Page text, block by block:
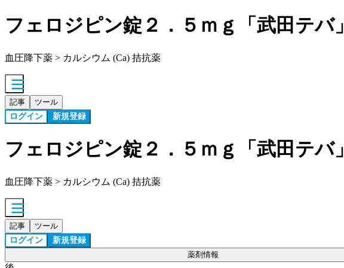
フェロジピン錠２．５ｍｇ「武田テバ」
血圧降下薬 > カルシウム (Ca) 拮抗薬
記事 ツール
ログイン 新規登録
フェロジピン錠２．５ｍｇ「武田テバ」
血圧降下薬 > カルシウム (Ca) 拮抗薬
記事 ツール
ログイン 新規登録
薬剤情報